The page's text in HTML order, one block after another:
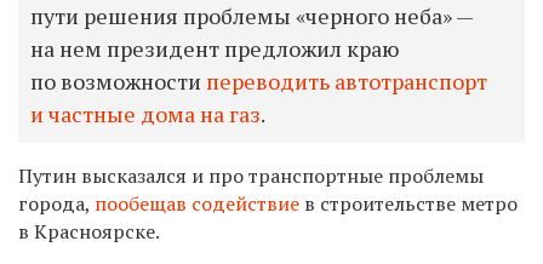
пути решения проблемы «черного неба» —
на нем президент предложил краю
по возможности переводить автотранспорт
и частные дома на газ.
Путин высказался и про транспортные проблемы
города, пообещав содействие в строительстве метро
в Красноярске.